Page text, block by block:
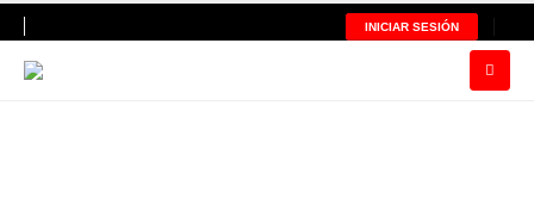
INICIAR SESIÓN